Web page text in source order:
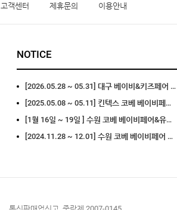
고객센터 제휴문의 이용안내
NOTICE
[2026.05.28 ~ 05.31] 대구 베이비&키즈페어 참가
[2025.05.08 ~ 05.11] 킨텍스 코베 베이비페어 참가
[1월 16일 ~ 19일 ] 수원 코베 베이비페어&유아교육용품전 참가
[2024.11.28 ~ 12.01] 수원 코베 베이비페어 참가